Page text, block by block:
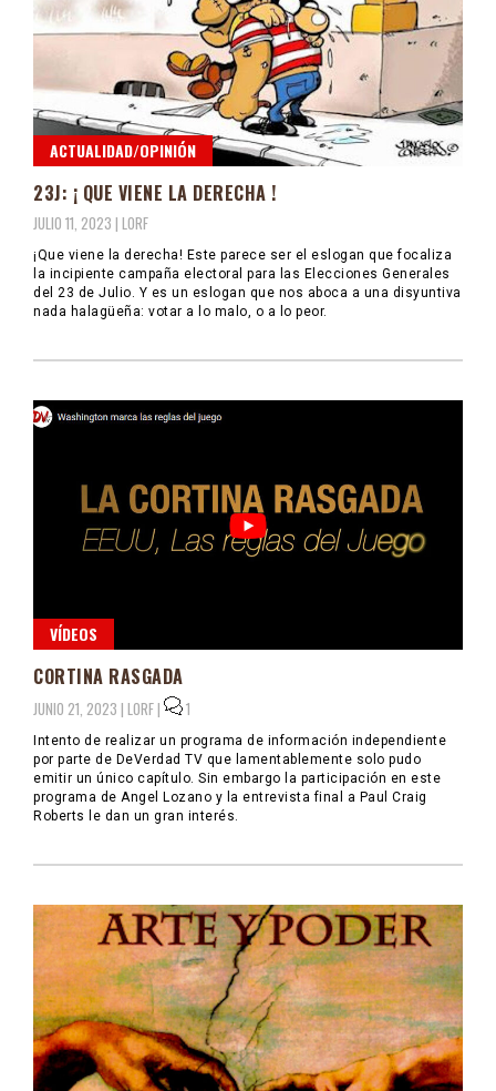
ACTUALIDAD/OPINIÓN
23J: ¡ QUE VIENE LA DERECHA !
JULIO 11, 2023 | LORF
¡Que viene la derecha! Este parece ser el eslogan que focaliza
la incipiente campaña electoral para las Elecciones Generales
del 23 de Julio. Y es un eslogan que nos aboca a una disyuntiva
nada halagüeña: votar a lo malo, o a lo peor.
VÍDEOS
CORTINA RASGADA
JUNIO 21, 2023 | LORF| 1
Intento de realizar un programa de información independiente
por parte de DeVerdad TV que lamentablemente solo pudo
emitir un único capítulo. Sin embargo la participación en este
programa de Angel Lozano y la entrevista final a Paul Craig
Roberts le dan un gran interés.